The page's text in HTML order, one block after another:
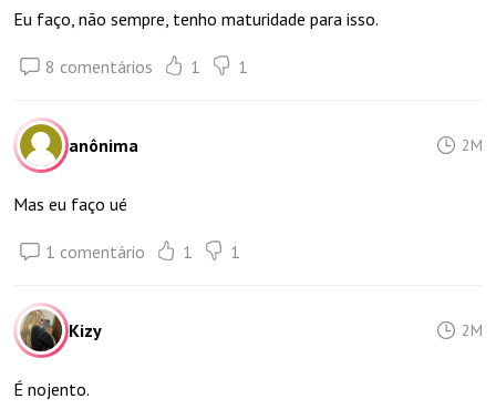
Eu faço, não sempre, tenho maturidade para isso.
8 comentários 1 1
anônima 2M
Mas eu faço ué
1 comentário 1 1
Kizy 2M
É nojento.